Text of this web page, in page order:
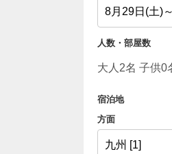
人数・部屋数
宿泊地
方面